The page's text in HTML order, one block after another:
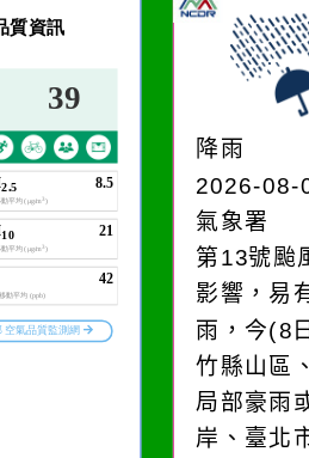
降雨
2026-08-
氣象署
第13號颱
影響，易
雨，今(8
竹縣山區
局部豪雨
岸、臺北
一杯清水因滴入一滴污
水而變污濁，一杯污水
卻不會因一滴清水的存
在而變清澈。